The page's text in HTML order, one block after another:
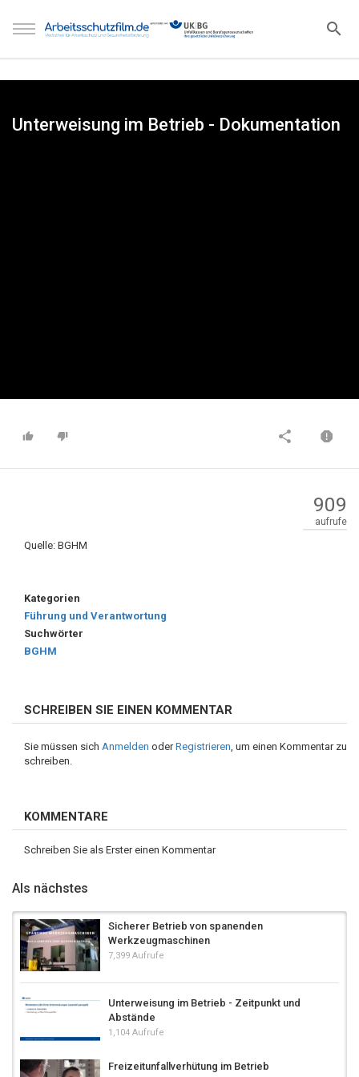
Unterweisung im Betrieb - Dokumentation
909
aufrufe
Quelle: BGHM
Kategorien
Führung und Verantwortung
Suchwörter
BGHM
SCHREIBEN SIE EINEN KOMMENTAR
Sie müssen sich Anmelden oderRegistrieren , um einen Kommentar zu
schreiben.
KOMMENTARE
Schreiben Sie als Erster einen Kommentar
Als nächstes
Sicherer Betrieb von spanenden
Werkzeugmaschinen
7,399 Aufrufe
Unterweisung im Betrieb - Zeitpunkt und
Abstände
1,104 Aufrufe
Freizeitunfallverhütung im Betrieb